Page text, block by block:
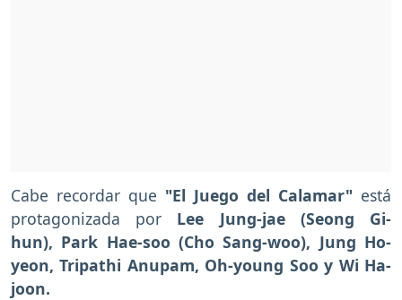
Cabe recordar que "El Juego del Calamar" está
protagonizada por Lee Jung-jae (Seong Gi-
hun), Park Hae-soo (Cho Sang-woo), Jung Ho-
yeon, Tripathi Anupam, Oh-young Soo y Wi Ha-
joon.